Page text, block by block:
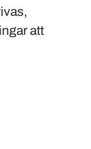
att